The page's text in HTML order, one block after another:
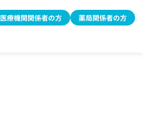
医療機関関係者の方 薬局関係者の方